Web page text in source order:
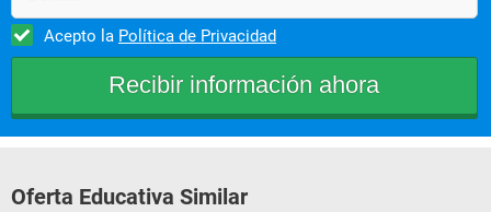
Acepto la Política de Privacidad
Oferta Educativa Similar